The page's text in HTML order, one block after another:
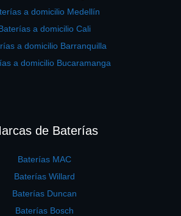
a domicilio Medellín
a domicilio Cali
a domicilio Barranquilla
a domicilio Bucaramanga
de Baterías
Baterías MAC
Baterías Willard
Baterías Duncan
Baterías Bosch